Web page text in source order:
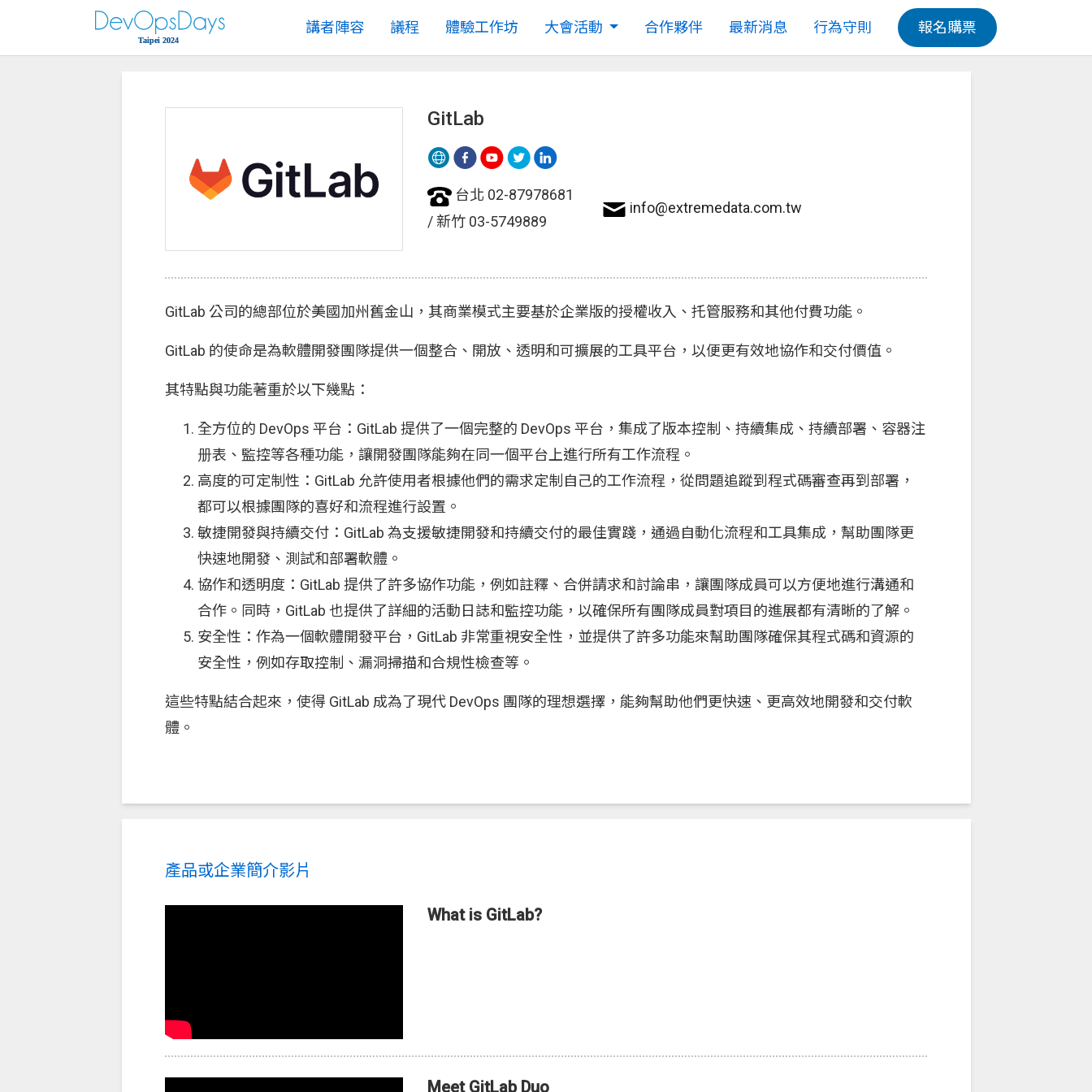
講者陣容 議程 體驗工作坊 大會活動 合作夥伴 最新消息 行為守則 報名購票
GitLab
台北 02-87978681
/ 新竹 03-5749889
info@extremedata.com.tw
GitLab 公司的總部位於美國加州舊金山，其商業模式主要基於企業版的授權收入、托管服務和其他付費功能。
GitLab 的使命是為軟體開發團隊提供一個整合、開放、透明和可擴展的工具平台，以便更有效地協作和交付價值。
其特點與功能著重於以下幾點：
全方位的 DevOps 平台：GitLab 提供了一個完整的 DevOps 平台，集成了版本控制、持續集成、持續部署、容器注
册表、監控等各種功能，讓開發團隊能夠在同一個平台上進行所有工作流程。
高度的可定制性：GitLab 允許使用者根據他們的需求定制自己的工作流程，從問題追蹤到程式碼審查再到部署，
都可以根據團隊的喜好和流程進行設置。
敏捷開發與持續交付：GitLab 為支援敏捷開發和持續交付的最佳實踐，通過自動化流程和工具集成，幫助團隊更
快速地開發、測試和部署軟體。
協作和透明度：GitLab 提供了許多協作功能，例如註釋、合併請求和討論串，讓團隊成員可以方便地進行溝通和
合作。同時，GitLab 也提供了詳細的活動日誌和監控功能，以確保所有團隊成員對項目的進展都有清晰的了解。
安全性：作為一個軟體開發平台，GitLab 非常重視安全性，並提供了許多功能來幫助團隊確保其程式碼和資源的
安全性，例如存取控制、漏洞掃描和合規性檢查等。
這些特點結合起來，使得 GitLab 成為了現代 DevOps 團隊的理想選擇，能夠幫助他們更快速、更高效地開發和交付軟
體。
產品或企業簡介影片
What is GitLab?
Meet GitLab Duo